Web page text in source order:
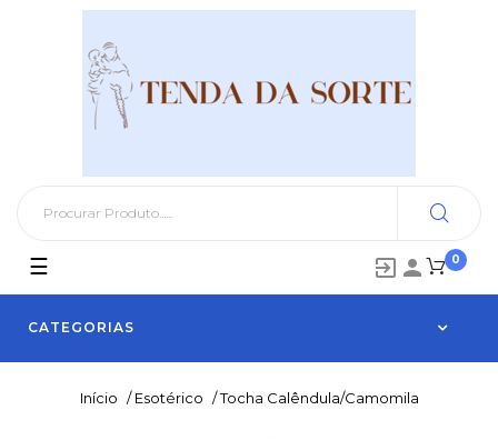
0
 
CATEGORIAS
Toggle
navigation
☰
Início / Esotérico /Tocha Calêndula/Camomila